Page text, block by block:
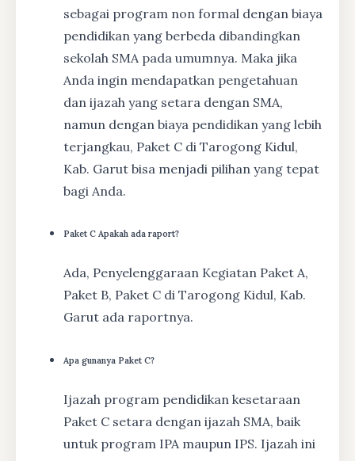
sebagai program non formal dengan biaya
pendidikan yang berbeda dibandingkan
sekolah SMA pada umumnya. Maka jika
Anda ingin mendapatkan pengetahuan
dan ijazah yang setara dengan SMA,
namun dengan biaya pendidikan yang lebih
terjangkau, Paket C di Tarogong Kidul,
Kab. Garut bisa menjadi pilihan yang tepat
bagi Anda.
Paket C Apakah ada raport?
Ada, Penyelenggaraan Kegiatan Paket A,
Paket B, Paket C di Tarogong Kidul, Kab.
Garut ada raportnya.
Apa gunanya Paket C?
Ijazah program pendidikan kesetaraan
Paket C setara dengan ijazah SMA, baik
untuk program IPA maupun IPS. Ijazah ini